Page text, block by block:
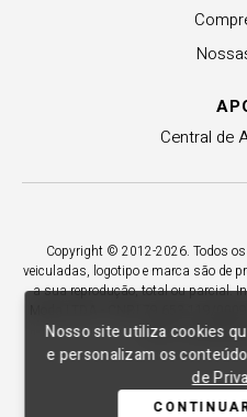
Nosso site utiliza cookies
e personalizam os
de
Central de
Copyright © 2012-2026. Todos
veiculadas, logotipo e marca são de
a sua reprodução, total ou parcial.
1925 - Vila